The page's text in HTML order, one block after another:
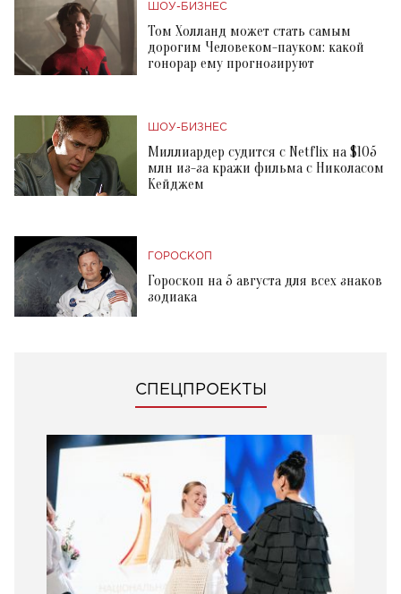
ШОУ-БИЗНЕС
Том Холланд может стать самым
дорогим Человеком-пауком: какой
гонорар ему прогнозируют
ШОУ-БИЗНЕС
Миллиардер судится с Netflix на $105
млн из-за кражи фильма с Николасом
Кейджем
ГОРОСКОП
Гороскоп на 5 августа для всех знаков
зодиака
СПЕЦПРОЕКТЫ